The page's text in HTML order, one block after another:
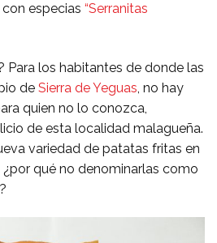
especias “Serranitas
Para los habitantes de donde las
de Sierra de Yeguas, no hay
quien no lo conozca,
de esta localidad malagueña.
variedad de patatas fritas en
qué no denominarlas como